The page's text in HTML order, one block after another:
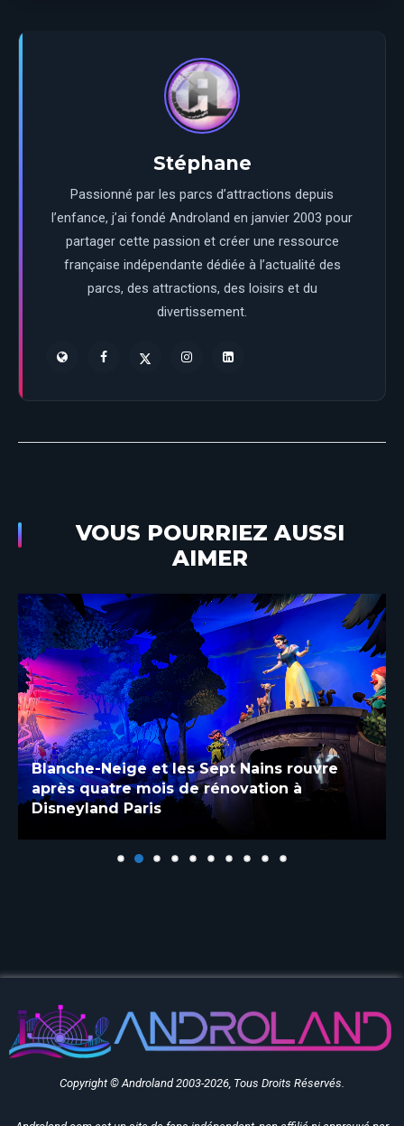
Stéphane
Passionné par les parcs d’attractions depuis
l’enfance, j’ai fondé Androland en janvier 2003 pour
partager cette passion et créer une ressource
française indépendante dédiée à l’actualité des
parcs, des attractions, des loisirs et du
divertissement.
VOUS POURRIEZ AUSSI
AIMER
Blanche-Neige et les Sept Nains rouvre
après quatre mois de rénovation à
Disneyland Paris
Copyright © Androland 2003-2026, Tous Droits Réservés.